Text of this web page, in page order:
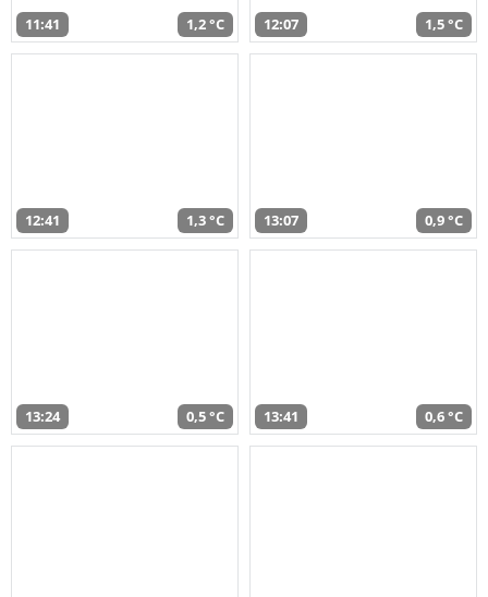
11:41 1,2 °C 12:07 1,5 °C
12:41 1,3 °C 13:07 0,9 °C
13:24 0,5 °C 13:41 0,6 °C